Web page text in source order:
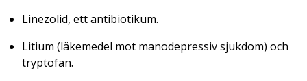
Linezolid, ett antibiotikum.
Litium (läkemedel mot manodepressiv sjukdom) och
tryptofan.